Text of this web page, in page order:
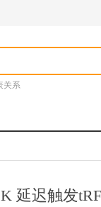
关系
延迟触发